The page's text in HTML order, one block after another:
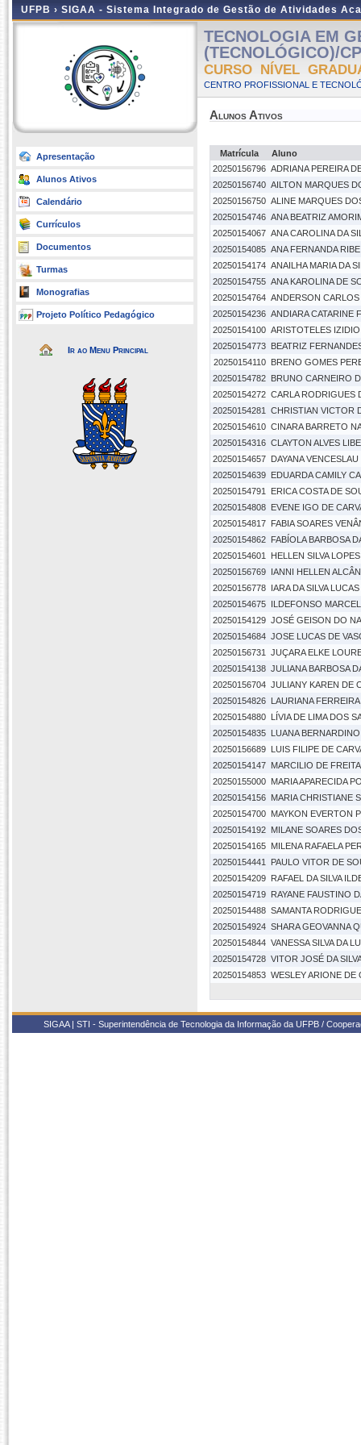
UFPB › SIGAA - Sistema Integrado de Gestão de Atividades
Apresentação
Alunos Ativos
Calendário
Currículos
Documentos
Turmas
Monografias
Projeto Político Pedagógico
Ir ao Menu Principal
TECNOLOGIA EM
(TECNOLÓGICO)/
CURSO NÍVEL
CENTRO PROFISSIONAL E
Alunos Ativos
Matrícula
Aluno
20250156796 ADRIANA PEREIRA
20250156740 AILTON MARQUES
20250156750 ALINE MARQUES
20250154746 ANA BEATRIZ
20250154067 ANA CAROLINA DA
20250154085 ANA FERNANDA
20250154174 ANAILHA MARIA DA
20250154755 ANA KAROLINA DE
20250154764 ANDERSON
20250154236 ANDIARA CATARINE
20250154100 ARISTOTELES
20250154773 BEATRIZ
20250154110
BRENO GOMES
20250154782 BRUNO CARNEIRO
20250154272 CARLA RODRIGUES
20250154281
CHRISTIAN VICTOR
20250154610 CINARA BARRETO
20250154316 CLAYTON ALVES
20250154657 DAYANA
20250154639 EDUARDA CAMILY
20250154791
ERICA COSTA DE
20250154808 EVENE IGO DE
20250154817 FABIA SOARES
20250154862 FABÍOLA BARBOSA
20250154601
HELLEN SILVA LOPES
20250156769 IANNI HELLEN
20250156778 IARA DA SILVA
20250154675 ILDEFONSO
20250154129 JOSÉ GEISON DO
20250154684 JOSE LUCAS DE
20250156731
JUÇARA ELKE
20250154138 JULIANA BARBOSA
20250156704 JULIANY KAREN DE
20250154826 LAURIANA
20250154880 LÍVIA DE LIMA DOS
20250154835 LUANA
20250156689 LUIS FILIPE DE
20250154147 MARCILIO DE
20250155000 MARIA APARECIDA
20250154156 MARIA CHRISTIANE
20250154700 MAYKON EVERTON
20250154192 MILANE SOARES
20250154165 MILENA RAFAELA
20250154441
PAULO VITOR DE
20250154209 RAFAEL DA SILVA
20250154719 RAYANE FAUSTINO
20250154488 SAMANTA
20250154924 SHARA GEOVANNA
20250154844 VANESSA SILVA DA
20250154728 VITOR JOSÉ DA
20250154853 WESLEY ARIONE DE
SIGAA | STI - Superintendência de Tecnologia da Informação da UFPB /